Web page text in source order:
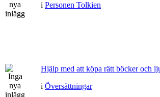
i Personen Tolkien
Hjälp med att köpa rätt böcker och
i Översättningar